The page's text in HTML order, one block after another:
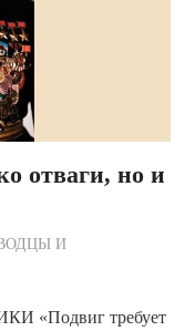
отваги, но и
И
требует